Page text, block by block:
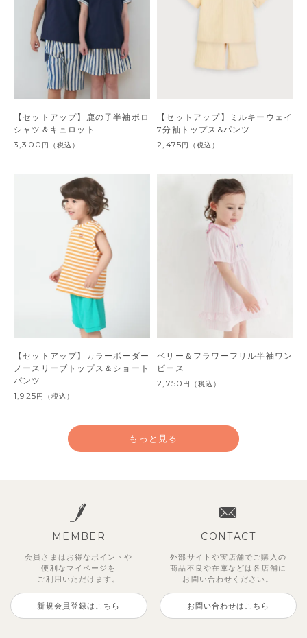
【セットアップ】鹿の子半袖ポロ
シャツ＆キュロット
3,300 円 （税込）
【セットアップ】ミルキーウェイ
7分袖トップス&パンツ
2,475円 （税込）
【セットアップ】カラーボーダー
ノースリーブトップス＆ショート
パンツ
1,925円 （税込）
ベリー＆フラワーフリル半袖ワン
ピース
2,750 円 （税込）
もっと見る
MEMBER
会員さまはお得なポイントや
便利な マイページを
ご利用いただけます。
新規会員登録はこちら
CONTACT
外部サイトや実店舗でご購入の
商品不良や在庫などは各店舗に
お問い合わせください。
お問い合わせはこちら